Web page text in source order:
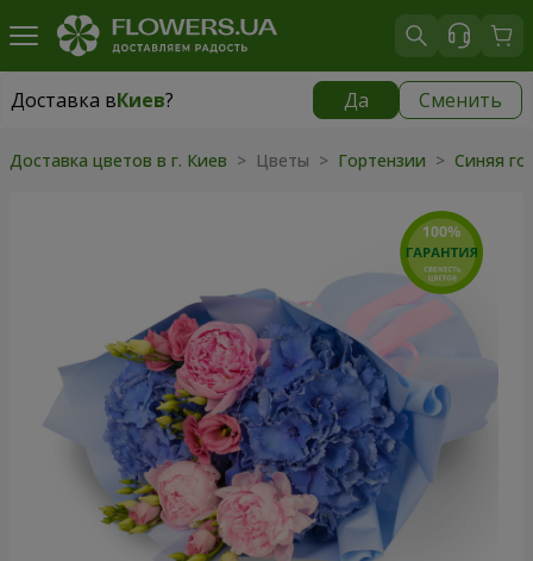
Доставка вКиев? Да Сменить
Доставка вКиев
Доставка цветов в г. Киев > Цветы > Гортензии > Синяя